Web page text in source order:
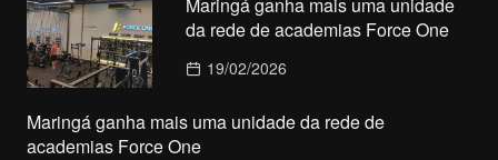
da rede de academias Force One
19/02/2026
Maringá ganha mais uma unidade da rede de
academias Force One